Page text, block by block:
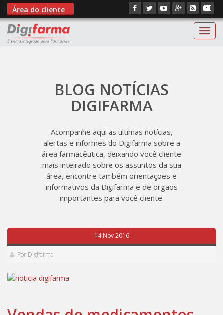
Área do cliente
BLOG NOTÍCIAS
DIGIFARMA
Acompanhe aqui as ultimas notícias,
alertas e informes do Digifarma sobre a
área farmacêutica, deixando você cliente
mais inteirado sobre os assuntos da sua
área, encontre também orientações e
informativos da Digifarma e de orgãos
importantes para você cliente.
14 Nov 2016
Por Digifarma